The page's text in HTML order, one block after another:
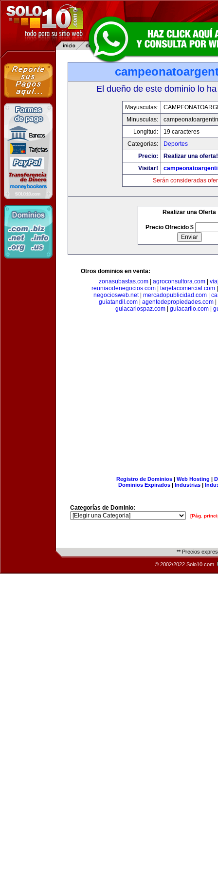
El dueño de este dominio lo
Mayusculas:
Minusculas:
Longitud:
19 caracteres
Categorias:
Deportes
Precio:
Realizar una oferta!
Visitar!
Serán consideradas
Realizar una Oferta
Precio Ofrecido $
Otros dominios en venta:
zonasubastas.com
agroconsultora.com
reuniaodenegocios.com| tarjetacomercial.com
negociosweb.net| mercadopublicidad.com
guiatandil.com| agentedepropiedades.com|
guiacarlospaz.com| guiacarilo.com|
Registro de Dominios| Web Hosting |
Dominios Expirados | Industrias |
Categorías de Dominio:
[Pág.
** Precios
© 2002/2022 Solo10.com